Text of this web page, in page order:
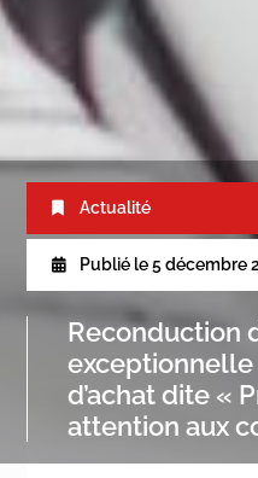
Actualité
Publié le 5 décembre
Reconduction
d’achat dite «
attention aux